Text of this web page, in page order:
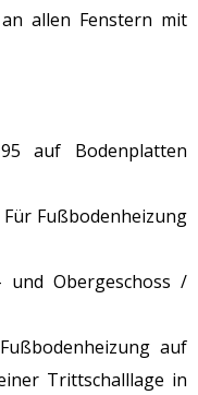
allen Fenstern mit
auf Bodenplatten
Fußbodenheizung
und Obergeschoss /
auf
Trittschalllage in